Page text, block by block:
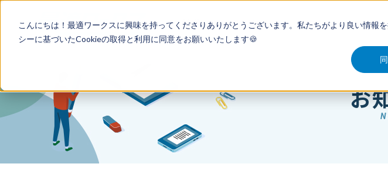
こんにちは！最適ワークスに興味を持ってくださりありがとうございます。私たちがより良い情報を
シーに基づいたCookieの取得と利用に同意をお願いいたします🍪
特徴 導入事例 セミナー コラ
お